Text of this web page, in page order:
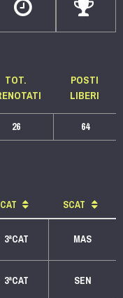
TOT. POSTI
LIBERI
26 64
CAT
SCAT
3ªCAT MAS
3ªCAT SEN